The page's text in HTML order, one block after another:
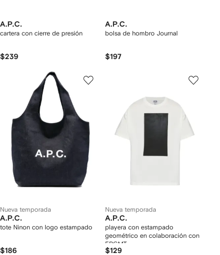
A.P.C.
cartera con cierre de presión
$239
A.P.C.
bolsa de hombro Journal
$197
Nueva temporada
A.P.C.
tote Ninon con logo estampado
$186
Nueva temporada
A.P.C.
playera con estampado
geométrico en colaboración con
FRGMT
$129